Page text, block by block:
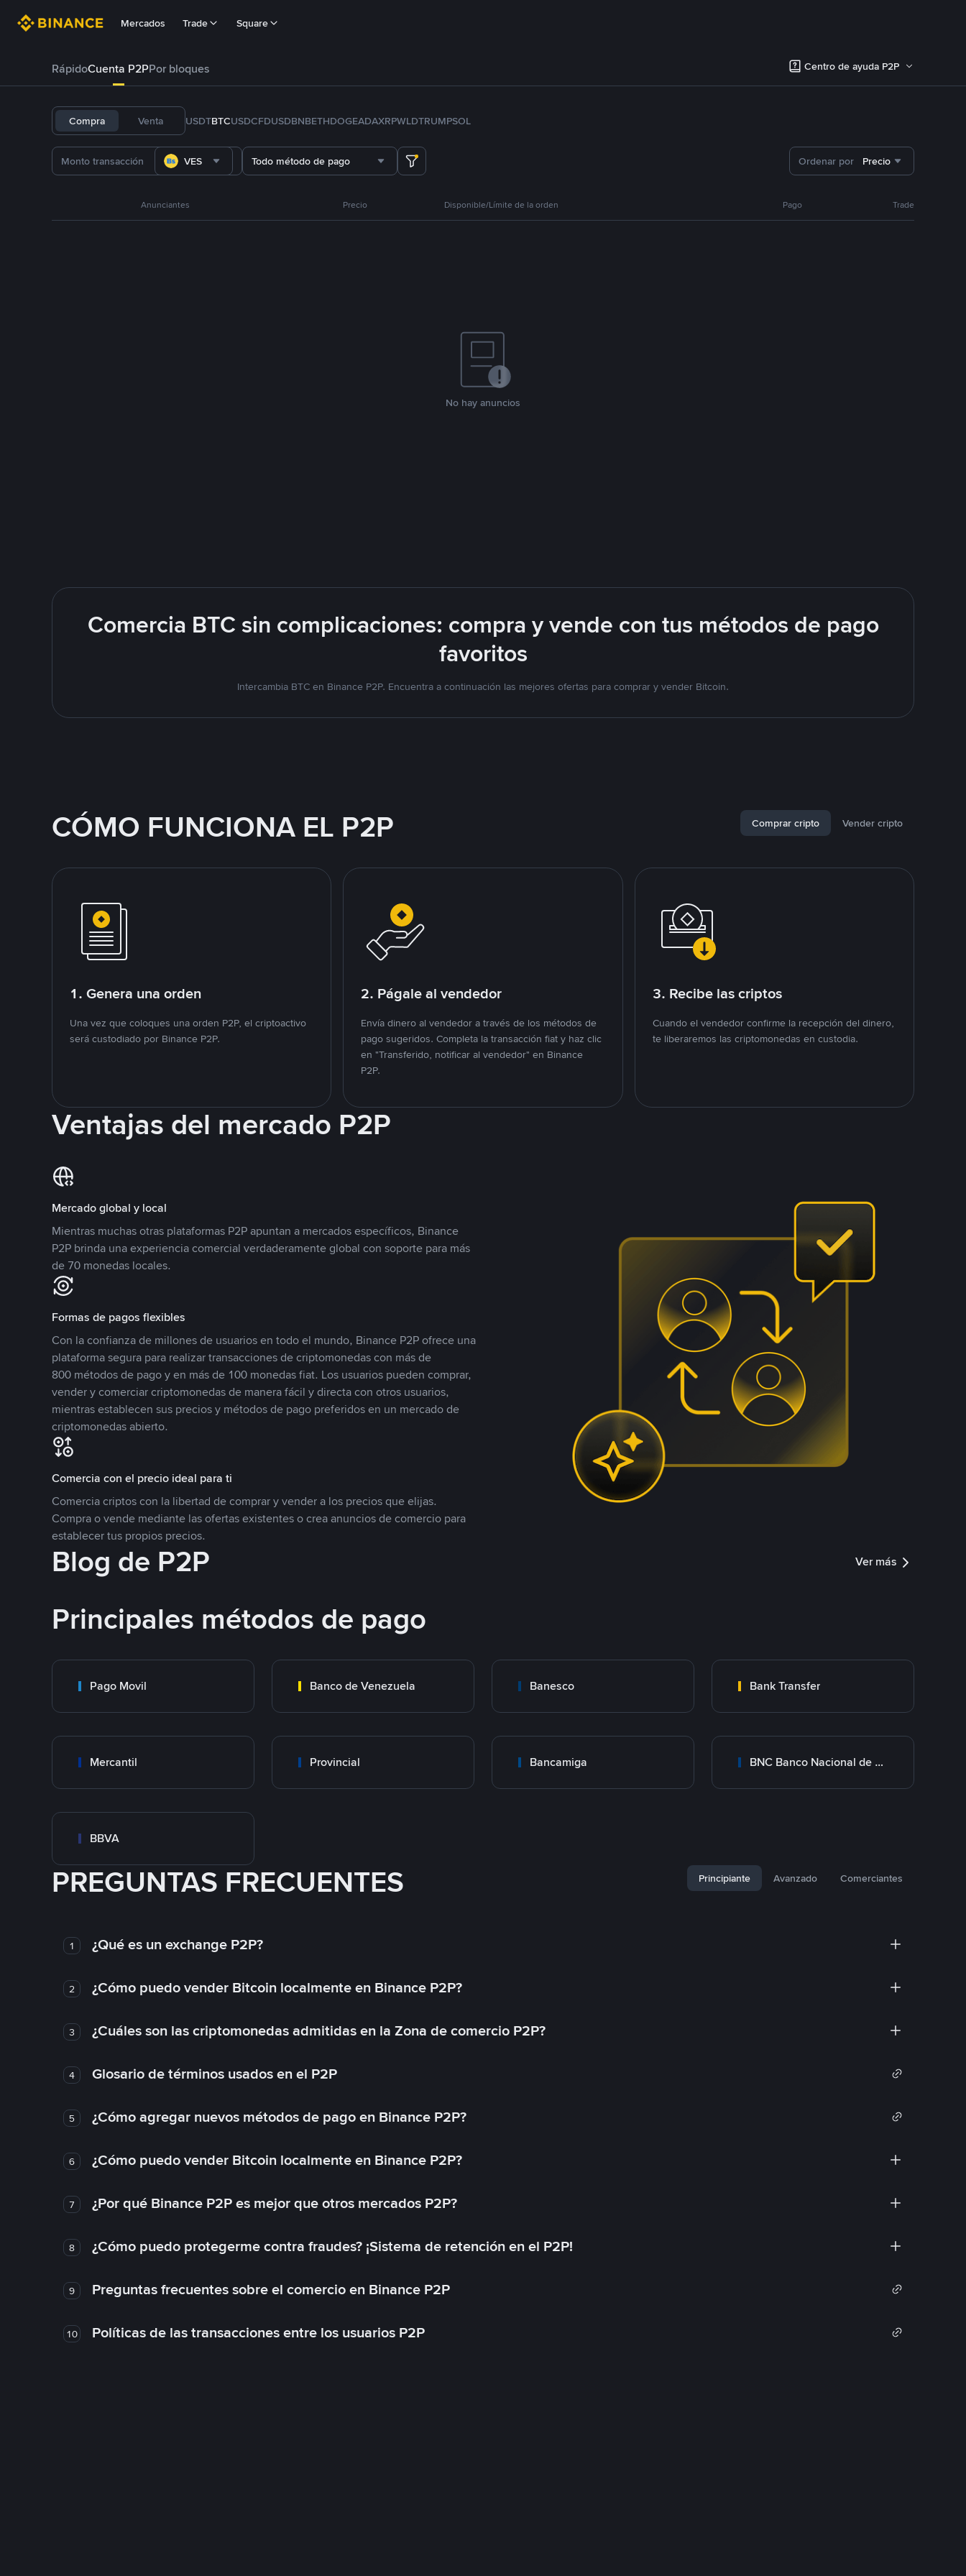
Mercados Trade Square
RápidoCuenta P2PPor bloques Centro de ayuda P2P
Compra Venta USDTBTCUSDCFDUSDBNBETHDOGEADAXRPWLDTRUMPSOL
VES Todo método de pago Ordenar por Precio
Anunciantes Precio Disponible/Límite de la orden Pago Trade
No hay anuncios
Comercia BTC sin complicaciones: compra y vende con tus métodos de pago
favoritos
Intercambia BTC en Binance P2P. Encuentra a continuación las mejores ofertas para comprar y vender Bitcoin.
CÓMO FUNCIONA EL P2P Comprar cripto Vender cripto
1. Genera una orden
Una vez que coloques una orden P2P, el criptoactivo
será custodiado por Binance P2P.
2. Págale al vendedor
Envía dinero al vendedor a través de los métodos de
pago sugeridos. Completa la transacción fiat y haz clic
en "Transferido, notificar al vendedor" en Binance
P2P.
3. Recibe las criptos
Cuando el vendedor confirme la recepción del dinero,
te liberaremos las criptomonedas en custodia.
Ventajas del mercado P2P
Mercado global y local
Mientras muchas otras plataformas P2P apuntan a mercados específicos, Binance
P2P brinda una experiencia comercial verdaderamente global con soporte para más
de 70 monedas locales.
Formas de pagos flexibles
Con la confianza de millones de usuarios en todo el mundo, Binance P2P ofrece una
plataforma segura para realizar transacciones de criptomonedas con más de
800 métodos de pago y en más de 100 monedas fiat. Los usuarios pueden comprar,
vender y comerciar criptomonedas de manera fácil y directa con otros usuarios,
mientras establecen sus precios y métodos de pago preferidos en un mercado de
criptomonedas abierto.
Comercia con el precio ideal para ti
Comercia criptos con la libertad de comprar y vender a los precios que elijas.
Compra o vende mediante las ofertas existentes o crea anuncios de comercio para
establecer tus propios precios.
Blog de P2P Ver más
Principales métodos de pago
Pago Movil Banco de Venezuela Banesco Bank Transfer
Mercantil Provincial Bancamiga BNC Banco Nacional de Crédito
BBVA
PREGUNTAS FRECUENTES Principiante Avanzado Comerciantes
1 ¿Qué es un exchange P2P?
2 ¿Cómo puedo vender Bitcoin localmente en Binance P2P?
3 ¿Cuáles son las criptomonedas admitidas en la Zona de comercio P2P?
4 Glosario de términos usados en el P2P
5 ¿Cómo agregar nuevos métodos de pago en Binance P2P?
6 ¿Cómo puedo vender Bitcoin localmente en Binance P2P?
7 ¿Por qué Binance P2P es mejor que otros mercados P2P?
8 ¿Cómo puedo protegerme contra fraudes? ¡Sistema de retención en el P2P!
9 Preguntas frecuentes sobre el comercio en Binance P2P
10 Políticas de las transacciones entre los usuarios P2P